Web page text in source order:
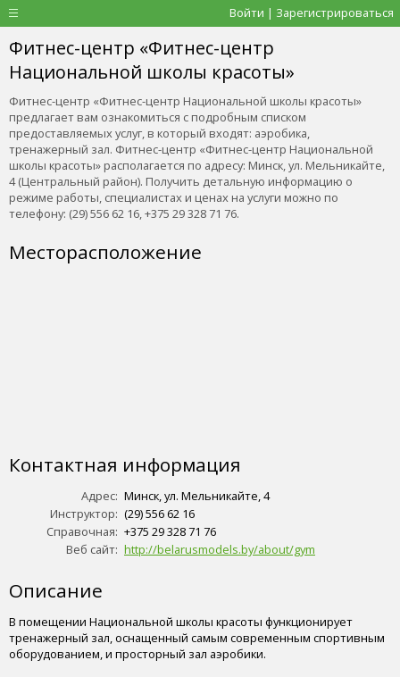
Войти | Зарегистрироваться
Фитнес-центр «Фитнес-центр
Национальной школы красоты»
Фитнес-центр «Фитнес-центр Национальной школы красоты»
предлагает вам ознакомиться с подробным списком
предоставляемых услуг, в который входят: аэробика,
тренажерный зал. Фитнес-центр «Фитнес-центр Национальной
школы красоты» располагается по адресу: Минск, ул. Мельникайте,
4 (Центральный район). Получить детальную информацию о
режиме работы, специалистах и ценах на услуги можно по
телефону: (29) 556 62 16, +375 29 328 71 76.
Месторасположение
Контактная информация
Адрес: Минск, ул. Мельникайте, 4
Инструктор: (29) 556 62 16
Справочная: +375 29 328 71 76
Веб сайт: http://belarusmodels.by/about/gym
Описание
В помещении Национальной школы красоты функционирует
тренажерный зал, оснащенный самым современным спортивным
оборудованием, и просторный зал аэробики.